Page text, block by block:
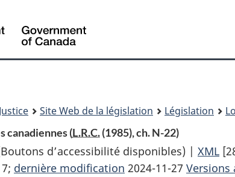
À
site
Site Web de la législation Législation
canadiennes (L.R.C.(1985), ch. N-22)
d’accessibilité disponibles) | XML
dernière modification 2024-11-27 Versions